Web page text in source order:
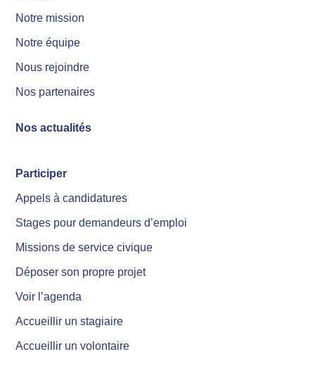
Notre mission
Notre équipe
Nous rejoindre
Nos partenaires
Nos actualités
Participer
Appels à candidatures
Stages pour demandeurs d’emploi
Missions de service civique
Déposer son propre projet
Voir l’agenda
Accueillir un stagiaire
Accueillir un volontaire